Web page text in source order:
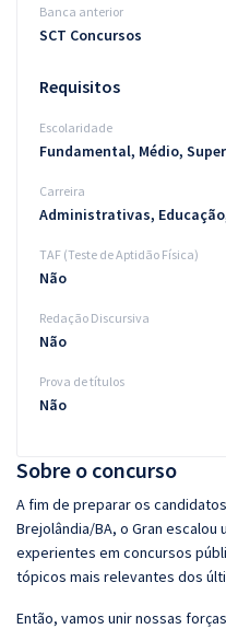
Sobre o concurso
A fim de preparar os
Brejolândia/BA, o Gran
experientes em concursos
tópicos mais relevantes dos
Então, vamos unir nossas
Banca anterior
SCT Concursos
Requisitos
Escolaridade
Fundamental, Médio,
Carreira
Administrativas,
TAF (Teste de Aptidão Física)
Não
Redação Discursiva
Não
Prova de títulos
Não